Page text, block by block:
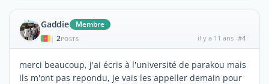
Gaddie Membre
| 2POSTS il y a 11 ans #4
merci beaucoup, j'ai écris à l'université de parakou mais
ils m'ont pas repondu, je vais les appeller demain pour